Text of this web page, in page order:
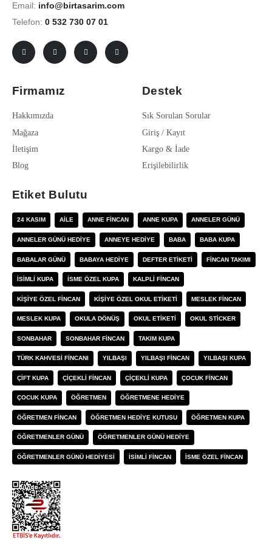
Email: info@birtasarim.com
Telefon: 0 532 730 07 01
Firmamız
Hakkımızda
Mağaza
İletişim
Blog
Destek
Sık Sorulan Sorular
Giriş / Kayıt
Kargo & İade
Erişilebilirlik
Etiket Bulutu
24 KASIM AILE ANNE FINCAN ANNE KUPA ANNELER GÜNÜ
ANNELER GÜNÜ HEDIYE ANNEYE HEDIYE BABA BABA KUPA
BABALAR GÜNÜ BABAYA HEDIYE DEFTER ETIKETI FINCAN TAKIMI
ISIMLI KUPA ISME ÖZEL KUPA KALPLI FINCAN
KIŞIYE ÖZEL FINCAN KIŞIYE ÖZEL OKUL ETIKETI MESLEK FINCAN
MESLEK KUPA OKULA DÖNÜŞ OKUL ETIKETI OKUL STICKER
SONBAHAR SONBAHAR FINCAN TAKIM KUPA
TÜRK KAHVESI FINCANI YILBAŞI YILBAŞI FINCAN YILBAŞI KUPA
ÇIFT KUPA ÇIÇEKLI FINCAN ÇIÇEKLI KUPA ÇOCUK FINCAN
ÇOCUK KUPA ÖĞRETMEN ÖĞRETMENE HEDIYE
ÖĞRETMEN FINCAN ÖĞRETMEN HEDIYE KUTUSU ÖĞRETMEN KUPA
ÖĞRETMENLER GÜNÜ ÖĞRETMENLER GÜNÜ HEDIYE
ÖĞRETMENLER GÜNÜ HEDIYESI İSIMLI FINCAN İSME ÖZEL FINCAN